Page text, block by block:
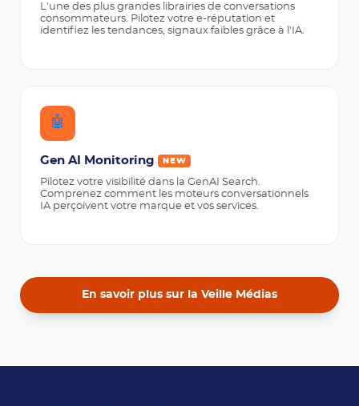
L'une des plus grandes librairies de conversations
consommateurs. Pilotez votre e-réputation et
identifiez les tendances, signaux faibles grâce à l'IA.
🤖
Gen AI Monitoring NEW
Pilotez votre visibilité dans la GenAI Search.
Comprenez comment les moteurs conversationnels
IA perçoivent votre marque et vos services.
En savoir plus sur la Veille Médias